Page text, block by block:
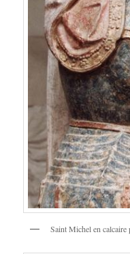
Saint Michel en calcaire